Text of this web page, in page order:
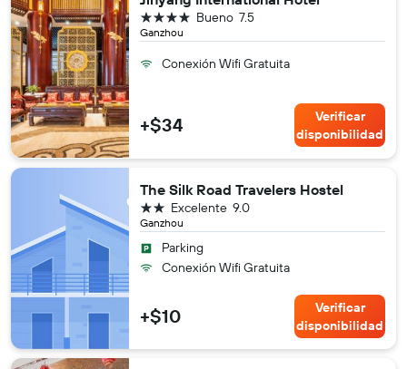
Ganzhou
7.5
Bueno
4 estrellas
Conexión Wifi Gratuita
+$34
Verificar
disponibilidad
The Silk Road Travelers Hostel
Ganzhou
9.0
Excelente
2 estrellas
Parking
Conexión Wifi Gratuita
+$10
Verificar
disponibilidad